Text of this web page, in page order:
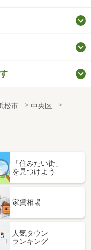
松市
中央区
「住みたい街」
を見つけよう
家賃相場
人気タウン
ランキング